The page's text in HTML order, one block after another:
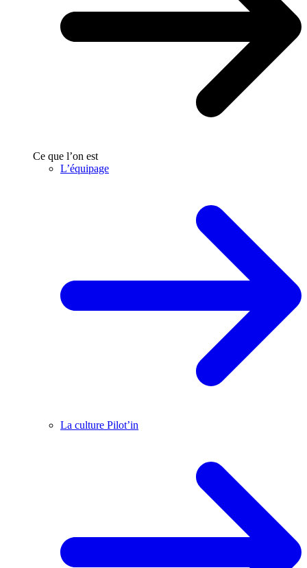
Ce que l’on est
L’équipage
La culture Pilot’in